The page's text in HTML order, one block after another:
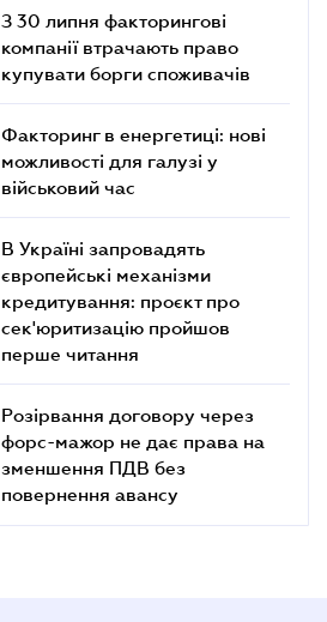
З 30 липня факторингові
компанії втрачають право
купувати борги споживачів
Факторинг в енергетиці: нові
можливості для галузі у
військовий час
В Україні запровадять
європейські механізми
кредитування: проєкт про
сек'юритизацію пройшов
перше читання
Розірвання договору через
форс-мажор не дає права на
зменшення ПДВ без
повернення авансу